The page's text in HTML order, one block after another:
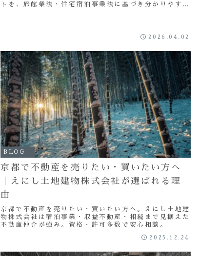
トを、旅館業法・住宅宿泊事業法に基づき分かりやすく
2026.04.02
BLOG
京都で不動産を売りたい・買いたい方へ
｜えにし土地建物株式会社が選ばれる理
由
京都で不動産を売りたい・買いたい方へ。えにし土地建
物株式会社は宿泊事業・収益不動産・相続まで見据えた
不動産仲介が強み。資格・許可多数で安心相談。
2025.12.24